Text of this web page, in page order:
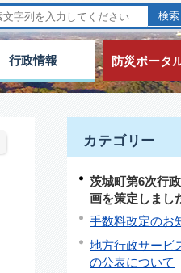
行政情報 防災ポータ
カテゴリー
茨城町第6次行
画を策定しまし
手数料改定のお
地方行政サービ
の公表について